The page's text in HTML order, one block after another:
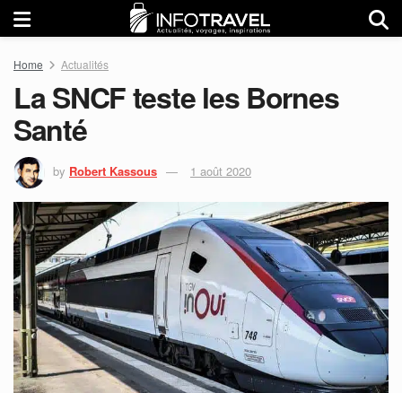
Home Actualités
La SNCF teste les Bornes
Santé
by Robert Kassous 1 août 2020